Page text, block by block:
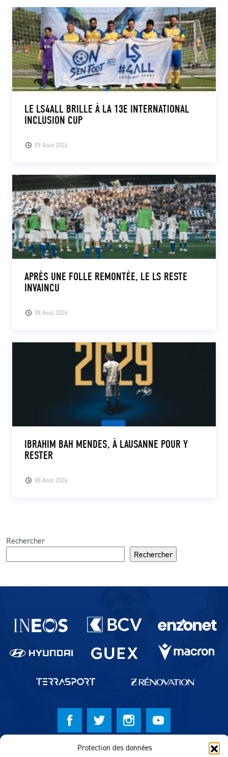
Protection des données
09 Août 2026
LE LS4ALL BRILLE À LA 13E INTERNATIONAL
INCLUSION CUP
08 Août 2026
APRÈS UNE FOLLE REMONTÉE, LE LS RESTE
INVAINCU
08 Août 2026
IBRAHIM BAH MENDES, À LAUSANNE POUR Y
RESTER
Rechercher
Rechercher
Partenaires du lausanne-Sport
© Lausanne Sport Football Club 2026